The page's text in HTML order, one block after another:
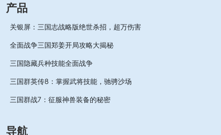
产品
关银屏：三国志战略版绝世杀招，超万伤害
全面战争三国郑姜开局攻略大揭秘
三国隐藏兵种技能全面战争
三国群英传8：掌握武将技能，驰骋沙场
三国群战7：征服神兽装备的秘密
导航